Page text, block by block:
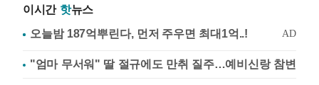
이시간 핫뉴스
"엄마 무서워" 딸 절규에도 만취 질주…예비신랑 참변